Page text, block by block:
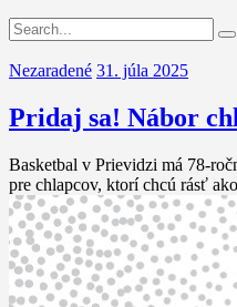
Nezaradené 31. júla 2025
Pridaj sa! Nábor
Basketbal v Prievidzi má 78-
pre chlapcov, ktorí chcú rásť